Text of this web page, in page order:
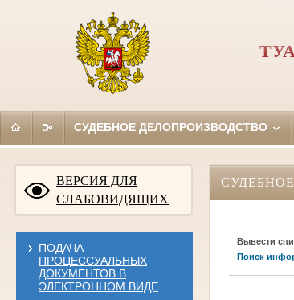
СУДЕБНОЕ ДЕЛОПРОИЗВОДСТВО
ВЕРСИЯ ДЛЯ
СЛАБОВИДЯЩИХ
ПОДАЧА
ПРОЦЕССУАЛЬНЫХ
ДОКУМЕНТОВ В
ЭЛЕКТРОННОМ ВИДЕ
Вывести
Поиск